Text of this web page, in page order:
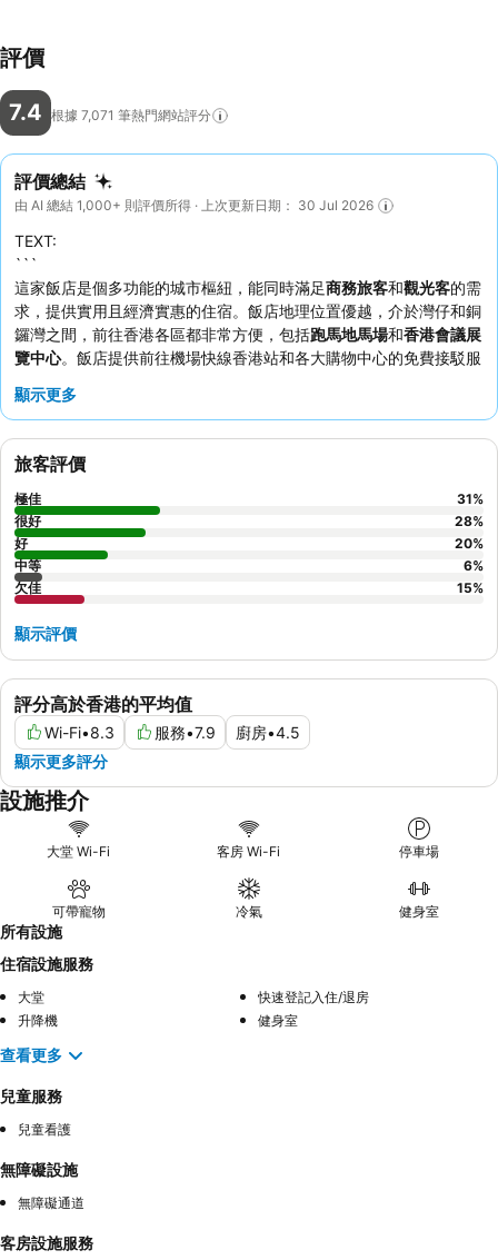
評價
7.4 根據 7,071 筆熱門網站評分
評價總結
由 AI 總結 1,000+ 則評價所得 · 上次更新日期： 30 Jul 2026
TEXT:
```
這家飯店是個多功能的城市樞紐，能同時滿足商務旅客和觀光客的需
求，提供實用且經濟實惠的住宿。飯店地理位置優越，介於灣仔和銅
鑼灣之間，前往香港各區都非常方便，包括跑馬地馬場和香港會議展
覽中心。飯店提供前往機場快線香港站和各大購物中心的免費接駁服
助，尤其是效率極高的接待團隊。如果想享受更寧靜的住宿體驗，建
```
顯示更多
評分高於香港的平均值
Wi-Fi•8.3 服務•7.9 廚房•4.5
顯示更多評分
旅客評價
極佳 31%
很好
28%
好
20%
中等
6%
欠佳
15%
顯示評價
設施推介
大堂 Wi-Fi 客房 Wi-Fi 停車場
可帶寵物 冷氣 健身室
所有設施
住宿設施服務
大堂
快速登記入住/退房
升降機
健身室
查看更多
兒童服務
兒童看護
無障礙設施
無障礙通道
客房設施服務